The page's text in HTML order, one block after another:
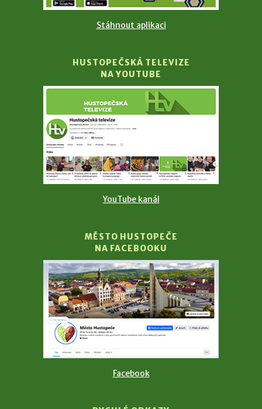
Stáhnout aplikaci
HUSTOPEČSKÁ TELEVIZE
NA YOUTUBE
YouTube kanál
MĚSTO HUSTOPEČE
NA FACEBOOKU
Facebook